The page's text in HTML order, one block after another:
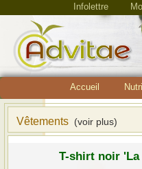
Infolettre
Accueil
Vêtements (voir plus)
T-shirt noir